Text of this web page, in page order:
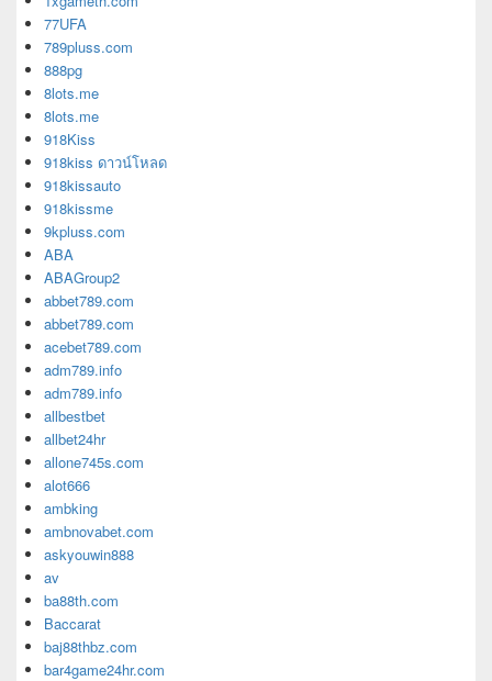
77UFA
789pluss.com
888pg
8lots.me
8lots.me
918Kiss
918kiss ดาวน์โหลด
918kissauto
918kissme
9kpluss.com
ABA
ABAGroup2
abbet789.com
abbet789.com
acebet789.com
adm789.info
adm789.info
allbestbet
allbet24hr
allone745s.com
alot666
ambking
ambnovabet.com
askyouwin888
av
ba88th.com
Baccarat
baj88thbz.com
bar4game24hr.com